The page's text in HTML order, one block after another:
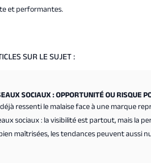
et performantes.
SUR LE SUJET :
SOCIAUX : OPPORTUNITÉ OU RISQUE
ressenti le malaise face à une marque
sociaux : la visibilité est partout, mais la
maîtrisées, les tendances peuvent aussi